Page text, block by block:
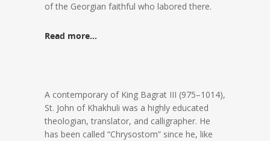
of the Georgian faithful who labored there.
Read more…
A contemporary of King Bagrat III (975–1014),
St. John of Khakhuli was a highly educated
theologian, translator, and calligrapher. He
has been called “Chrysostom” since he, like